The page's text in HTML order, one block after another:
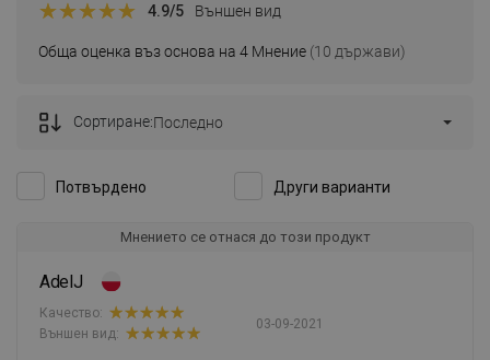
Обща оценка въз основа на 4 Мнение (10 държави)
4.9/5 Външен вид
Потвърдено Други варианти
Сортиране:Последно
Мнението се отнася до този продукт
AdelJ
03-09-2021
Качество:
Външен вид: